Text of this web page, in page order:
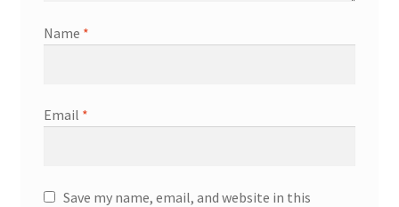
Name *
Email *
Save my name, email, and website in this